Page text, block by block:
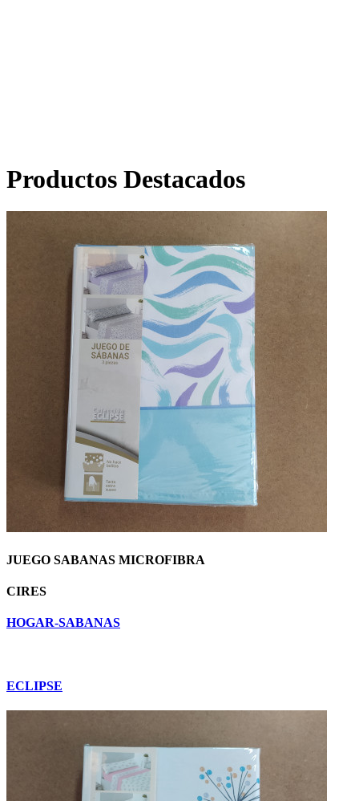
Productos Destacados
JUEGO SABANAS MICROFIBRA
CIRES
HOGAR-SABANAS
ECLIPSE